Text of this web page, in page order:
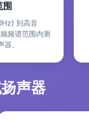
围
到高音
频谱范围内测
。
声器